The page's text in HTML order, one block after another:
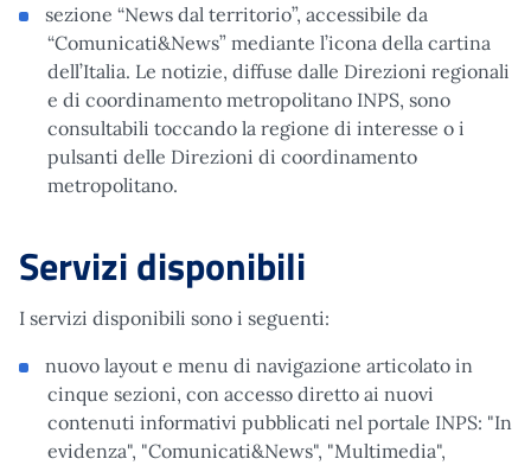
sezione “News dal territorio”, accessibile da
“Comunicati&News” mediante l’icona della cartina
dell’Italia. Le notizie, diffuse dalle Direzioni regionali
e di coordinamento metropolitano INPS, sono
consultabili toccando la regione di interesse o i
pulsanti delle Direzioni di coordinamento
metropolitano.
Servizi disponibili
I servizi disponibili sono i seguenti:
nuovo layout e menu di navigazione articolato in
cinque sezioni, con accesso diretto ai nuovi
contenuti informativi pubblicati nel portale INPS: "In
evidenza", "Comunicati&News", "Multimedia",